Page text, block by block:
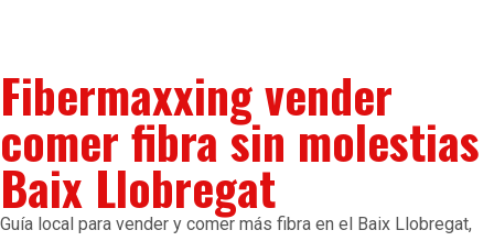
Fibermaxxing vender
comer fibra sin molestias
Baix Llobregat
Guía local para vender y comer más fibra en el Baix Llobregat,